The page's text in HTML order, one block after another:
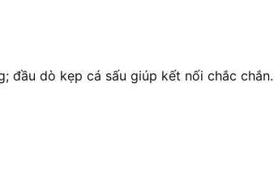
đầu dò kẹp cá sấu giúp kết nối chắc chắn.